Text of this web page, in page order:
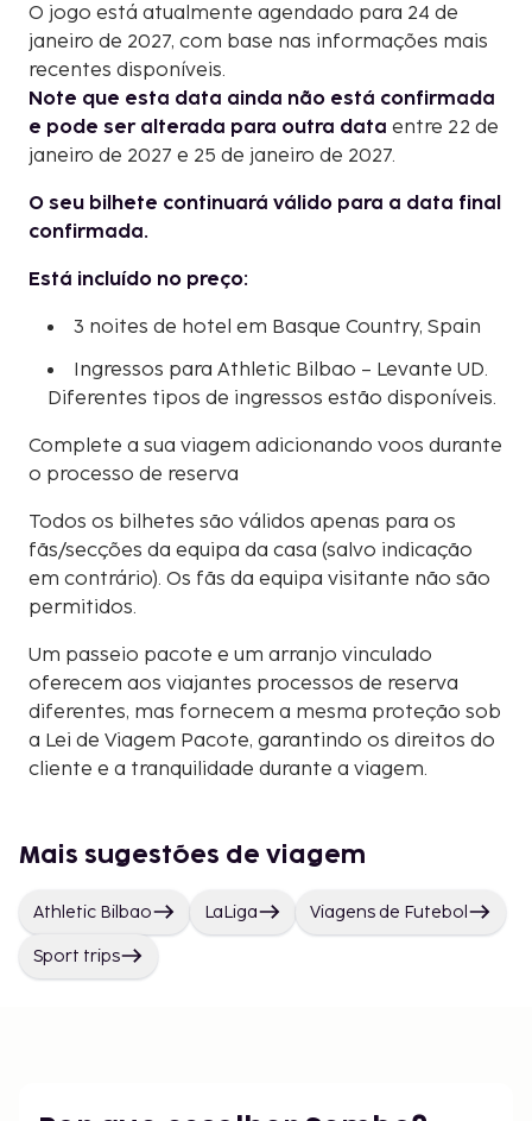
O jogo está atualmente agendado para 24 de
janeiro de 2027, com base nas informações mais
recentes disponíveis.
Note que esta data ainda não está confirmada
e pode ser alterada para outra data entre 22 de
janeiro de 2027 e 25 de janeiro de 2027.
O seu bilhete continuará válido para a data final
confirmada.
Está incluído no preço:
3 noites de hotel em Basque Country, Spain
Ingressos para Athletic Bilbao – Levante UD.
Diferentes tipos de ingressos estão disponíveis.
Complete a sua viagem adicionando voos durante
o processo de reserva
Todos os bilhetes são válidos apenas para os
fãs/secções da equipa da casa (salvo indicação
em contrário). Os fãs da equipa visitante não são
permitidos.
Um passeio pacote e um arranjo vinculado
oferecem aos viajantes processos de reserva
diferentes, mas fornecem a mesma proteção sob
a Lei de Viagem Pacote, garantindo os direitos do
cliente e a tranquilidade durante a viagem.
Mais sugestões de viagem
Athletic Bilbao LaLiga Viagens de Futebol
Sport trips